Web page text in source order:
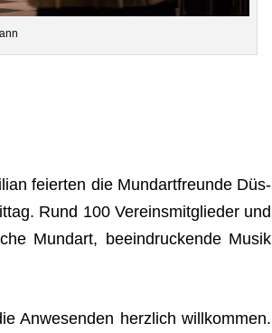
fei­er­ten die Mund­art­freunde Düs­
Rund 100 Ver­eins­mit­glie­der und
Mund­art, beein­dru­ckende Musik
Anwe­sen­den herz­lich will­kom­men.